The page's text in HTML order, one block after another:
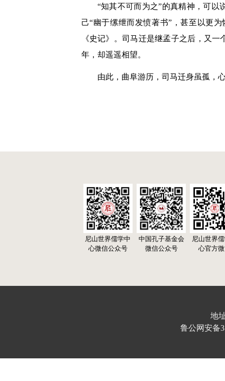
“知其不可而为之”的真精神，可以
己“幽于缧绁而发愤著书”，甚至以更
《史记》。司马迁是继孟子之后，又
年，却遥遥相望。
由此，曲阜游历，司马迁身虽孤，
尼山世界儒学中
心微信公众号
中国孔子基金会
微信公众号
尼山世界
心官方
地
鲁公网安备